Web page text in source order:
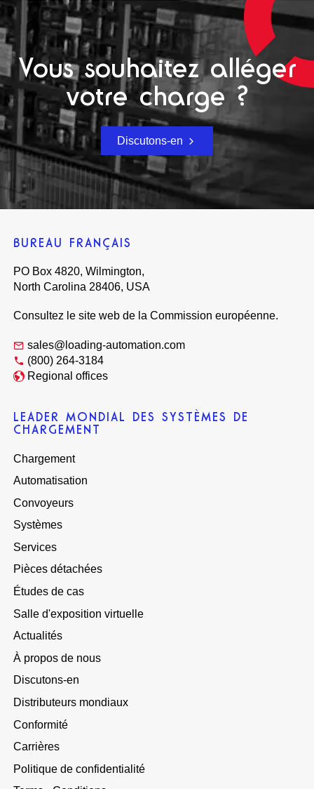
Vous souhaitez alléger
votre charge ?
Discutons-en
BUREAU FRANÇAIS
PO Box 4820, Wilmington,
North Carolina 28406, USA
Consultez le site web de la Commission européenne.
sales@loading-automation.com
(800) 264-3184
Regional offices
LEADER MONDIAL DES SYSTÈMES DE
CHARGEMENT
Chargement
Automatisation
Convoyeurs
Systèmes
Services
Pièces détachées
Études de cas
Salle d'exposition virtuelle
Actualités
À propos de nous
Discutons-en
Distributeurs mondiaux
Conformité
Carrières
Politique de confidentialité